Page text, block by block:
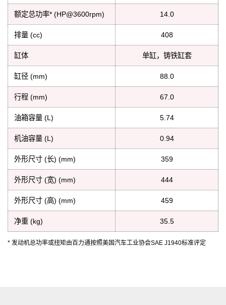
额定总功率* (HP@3600rpm) 14.0
排量 (cc) 408
缸体 单缸，铸铁缸套
缸径 (mm) 88.0
行程 (mm) 67.0
油箱容量 (L) 5.74
机油容量 (L) 0.94
外形尺寸 (长) (mm) 359
外形尺寸 (宽) (mm) 444
外形尺寸 (高) (mm) 459
净重 (kg) 35.5
* 发动机总功率或扭矩由百力通按照美国汽车工业协会SAE J1940标准评定